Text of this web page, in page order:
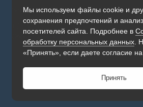
Мы используем файлы cookie и
сохранения предпочтений и
посетителей сайта. Подробнее в
обработку персональных данных .
«Принять», если даете согласие на
Принять
Simatic в России тел.:
+7 (342) 273-82-09
Будни, с 09.00 до 19.00